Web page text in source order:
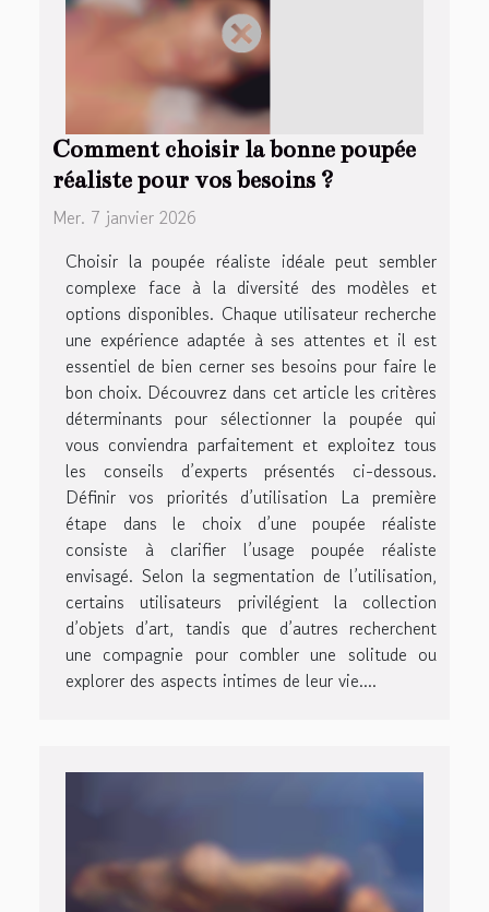
Comment choisir la bonne poupée
réaliste pour vos besoins ?
Mer. 7 janvier 2026
Choisir la poupée réaliste idéale peut sembler
complexe face à la diversité des modèles et
options disponibles. Chaque utilisateur recherche
une expérience adaptée à ses attentes et il est
essentiel de bien cerner ses besoins pour faire le
bon choix. Découvrez dans cet article les critères
déterminants pour sélectionner la poupée qui
vous conviendra parfaitement et exploitez tous
les conseils d’experts présentés ci-dessous.
Définir vos priorités d’utilisation La première
étape dans le choix d’une poupée réaliste
consiste à clarifier l’usage poupée réaliste
envisagé. Selon la segmentation de l’utilisation,
certains utilisateurs privilégient la collection
d’objets d’art, tandis que d’autres recherchent
une compagnie pour combler une solitude ou
explorer des aspects intimes de leur vie....